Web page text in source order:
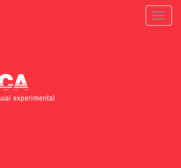
Toggle